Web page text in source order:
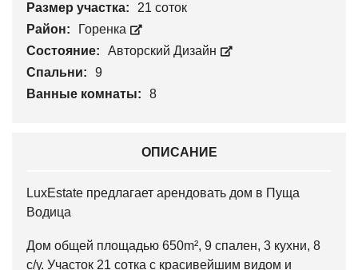
Размер участка:
21 соток
Район:
Горенка
Состояние:
Авторский Дизайн
Спальни:
9
Ванные комнаты:
8
ОПИСАНИЕ
LuxEstate предлагает арендовать дом в Пуща
Водица
Дом общей площадью 650m², 9 спален, 3 кухни, 8
с/у. Участок 21 сотка с красивейшим видом и